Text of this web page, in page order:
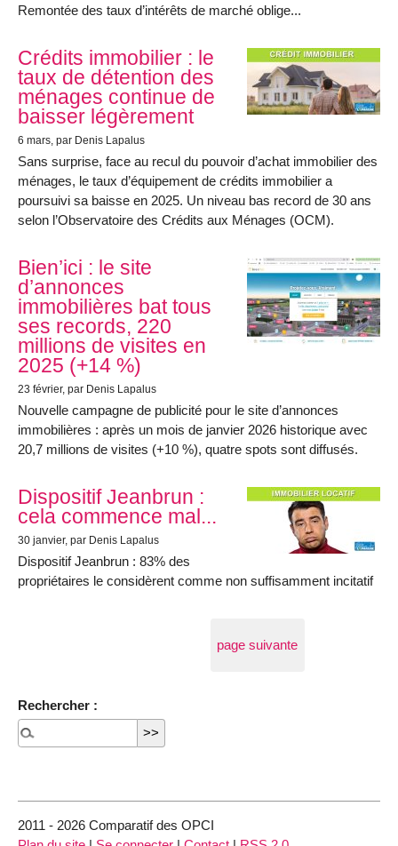
Remontée des taux d’intérêts de marché oblige...
Crédits immobilier : le
taux de détention des
ménages continue de
baisser légèrement
6 mars, par Denis Lapalus
Sans surprise, face au recul du pouvoir d’achat immobilier des
ménages, le taux d’équipement de crédits immobilier a
poursuivi sa baisse en 2025. Un niveau bas record de 30 ans
selon l’Observatoire des Crédits aux Ménages (OCM).
Bien’ici : le site
d’annonces
immobilières bat tous
ses records, 220
millions de visites en
2025 (+14 %)
23 février, par Denis Lapalus
Nouvelle campagne de publicité pour le site d’annonces
immobilières : après un mois de janvier 2026 historique avec
20,7 millions de visites (+10 %), quatre spots sont diffusés.
Dispositif Jeanbrun :
cela commence mal...
30 janvier, par Denis Lapalus
Dispositif Jeanbrun : 83% des
propriétaires le considèrent comme non suffisamment incitatif
page suivante
Rechercher :
2011 - 2026 Comparatif des OPCI